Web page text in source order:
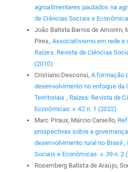
agroalimentares pautados na
de Ciências Sociais e
João Batista Barros de Amorim,
Pires, Associativismo em rede e
Raízes: Revista de Ciências
(2010)
Cristiano Desconsi, A formação
desenvolvimento no enfoque da
Territoriais , Raízes: Revista de
Econômicas: v. 42 n. 1 (2022)
Marc Piraux, Márcio Caniello,
prospectivas sobre a
desenvolvimento rural no Brasil ,
Sociais e Econômicas: v. 39 n. 2
Rosemberg Batista de Araújo,